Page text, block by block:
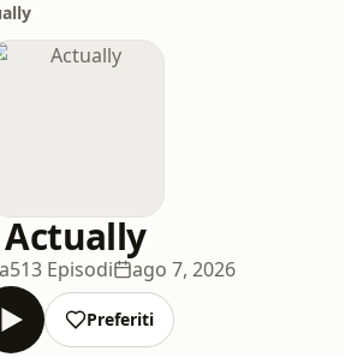
Actually
513 Episodi ago 7, 2026
Preferiti